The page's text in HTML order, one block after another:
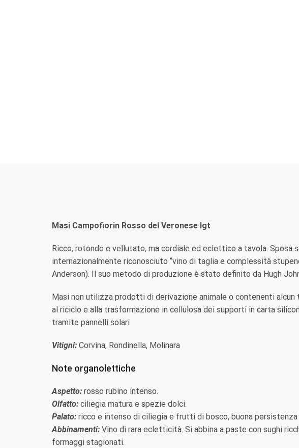
Masi Campofiorin Rosso del Veronese Igt
Ricco, rotondo e vellutato, ma cordiale ed eclettico a tavola. Sposa
internazionalmente riconosciuto “vino di taglia e complessità
Anderson). Il suo metodo di produzione è stato definito da Hugh
Masi non utilizza prodotti di derivazione animale o contenenti
al riciclo e alla trasformazione in cellulosa dei supporti in carta
tramite pannelli solari
Vitigni: Corvina, Rondinella, Molinara
Note organolettiche
Aspetto: rosso rubino intenso.
Olfatto: ciliegia matura e spezie dolci.
Palato: ricco e intenso di ciliegia e frutti di bosco, buona persistenza
Abbinamenti: Vino di rara ecletticità. Si abbina a paste con sughi
formaggi stagionati.